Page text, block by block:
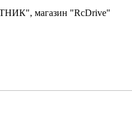
магазин "RcDrive"